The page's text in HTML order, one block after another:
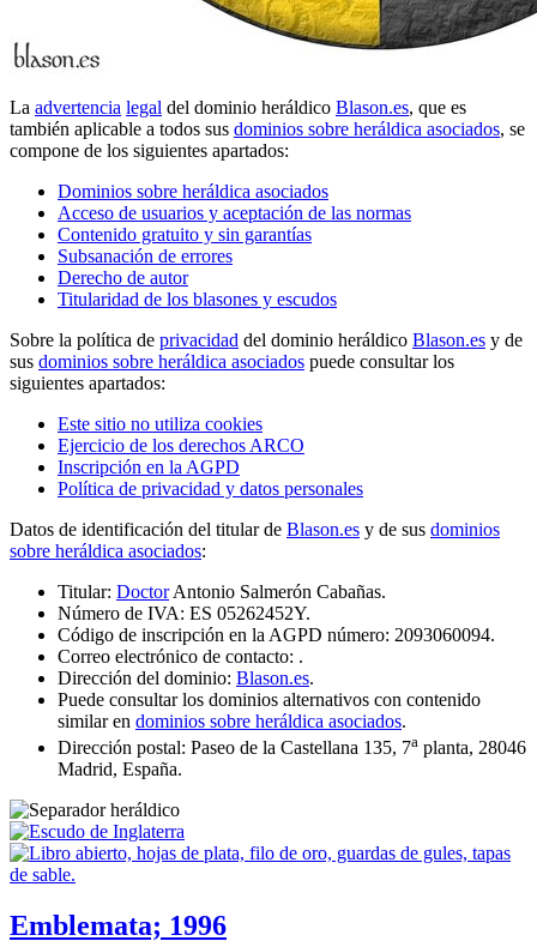
La advertencia legal del dominio heráldico Blason.es, que es
también aplicable a todos sus dominios sobre heráldica asociados, se
compone de los siguientes apartados:
Dominios sobre heráldica asociados
Acceso de usuarios y aceptación de las normas
Contenido gratuito y sin garantías
Subsanación de errores
Derecho de autor
Titularidad de los blasones y escudos
Sobre la política de privacidad del dominio heráldico Blason.es y de
sus dominios sobre heráldica asociados puede consultar los
siguientes apartados:
Este sitio no utiliza cookies
Ejercicio de los derechos ARCO
Inscripción en la AGPD
Política de privacidad y datos personales
Datos de identificación del titular de Blason.es y de sus dominios
sobre heráldica asociados:
Titular: DoctorAntonio Salmerón Cabañas.
Número de IVA: ES 05262452Y.
Código de inscripción en la AGPD número: 2093060094.
Correo electrónico de contacto: .
Dirección del dominio: Blason.es.
Puede consultar los dominios alternativos con contenido
similar en dominios sobre heráldica asociados.
Dirección postal: Paseo de la Castellana 135, 7a planta, 28046
Madrid, España.
Emblemata; 1996